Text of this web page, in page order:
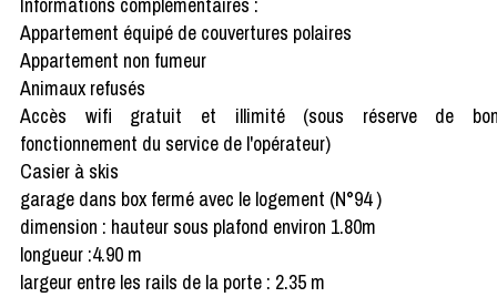
Appartement équipé de couvertures polaires
Appartement non fumeur
Animaux refusés
Accès wifi gratuit et illimité (sous réserve de
fonctionnement du service de l'opérateur)
Casier à skis
garage dans box fermé avec le logement (N°94 )
dimension : hauteur sous plafond environ 1.80m
longueur :4.90 m
largeur entre les rails de la porte : 2.35 m